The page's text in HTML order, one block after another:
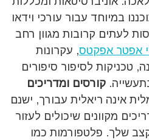
במיוחד עבור עורכי וידאו
לעתים קרובות מגוון רחב
אפטר אפקטס, עקרונות
טכניקות לסיפור סיפורים
קורסים ומדריכים
אינה ריאלית עבורך, ישנם
מקוונים שיכולים לעזור
שלך. פלטפורמות כמו